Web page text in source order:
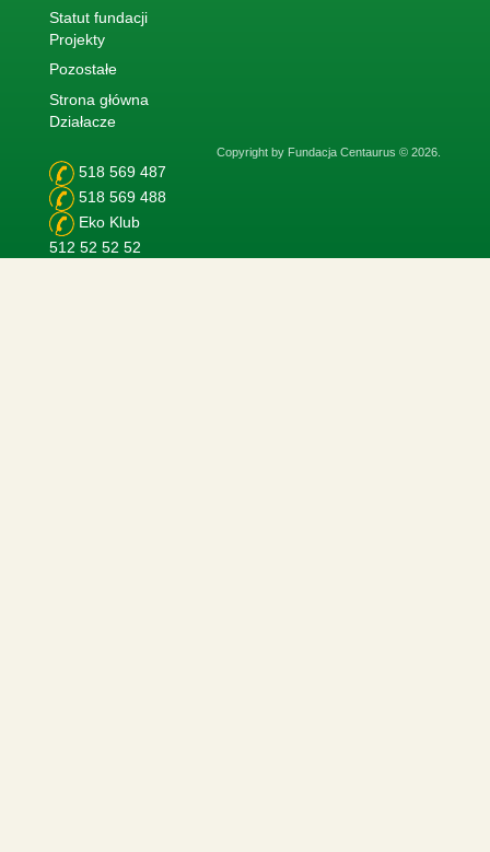
Statut fundacji
Projekty
Pozostałe
Strona główna
Działacze
Copyright by Fundacja Centaurus © 2026.
518 569 487
518 569 488
Eko Klub
512 52 52 52